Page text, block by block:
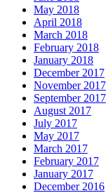
May 2018
April 2018
March 2018
February 2018
January 2018
December 2017
November 2017
September 2017
August 2017
July 2017
May 2017
March 2017
February 2017
January 2017
December 2016